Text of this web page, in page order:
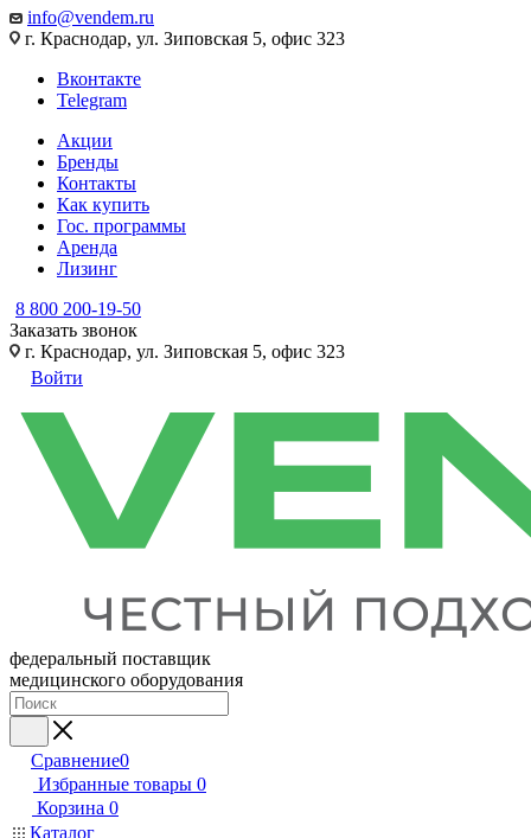
info@vendem.ru
г. Краснодар, ул. Зиповская 5, офис 323
Вконтакте
Telegram
Акции
Бренды
Контакты
Как купить
Гос. программы
Аренда
Лизинг
8 800 200-19-50
Заказать звонок
г. Краснодар, ул. Зиповская 5, офис 323
Войти
федеральный поставщик
медицинского оборудования
Сравнение0
Избранные товары 0
Корзина 0
Каталог